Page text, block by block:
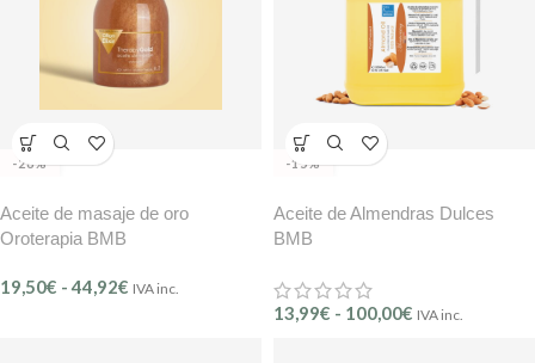
-28%
Aceite de masaje de oro
Oroterapia BMB
19,50€ - 44,92€ IVA inc.
-15%
Aceite de Almendras Dulces
BMB
13,99€ - 100,00€ IVA inc.